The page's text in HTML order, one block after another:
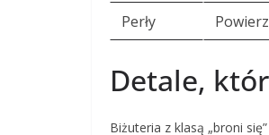
Perły
Detale,
Biżuteria z klasą „broni